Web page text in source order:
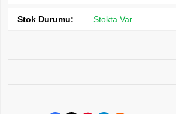
Stok Durumu: Stokta Var